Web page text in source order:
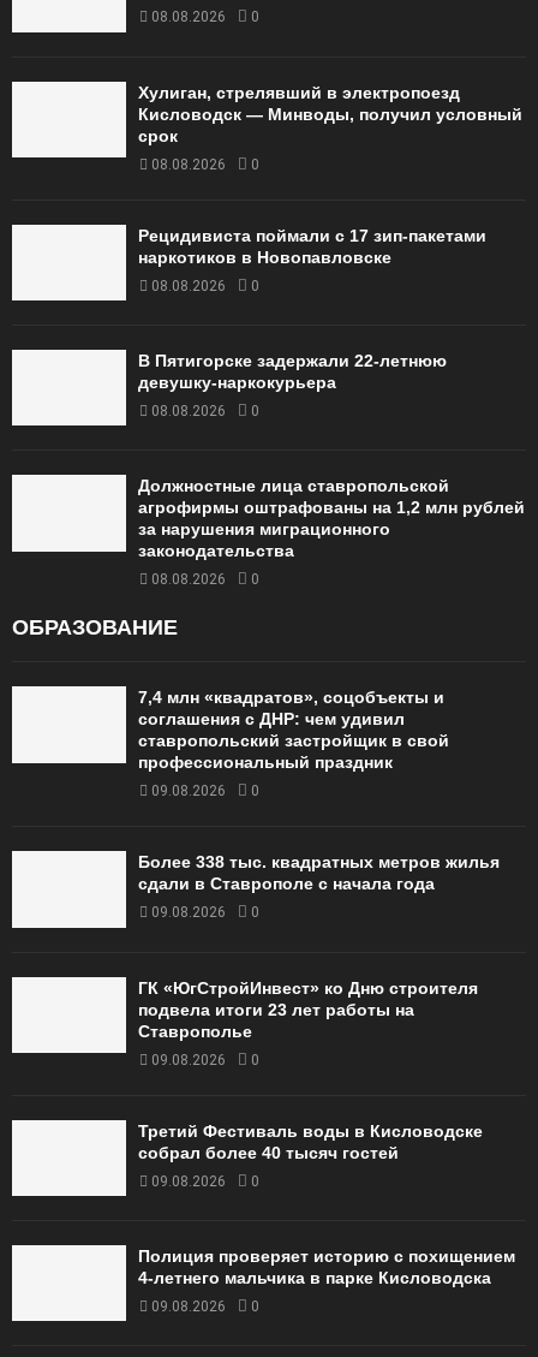
08.08.2026 0
Хулиган, стрелявший в электропоезд
Кисловодск — Минводы, получил условный
срок
08.08.2026 0
Рецидивиста поймали с 17 зип-пакетами
наркотиков в Новопавловске
08.08.2026 0
В Пятигорске задержали 22-летнюю
девушку-наркокурьера
08.08.2026 0
Должностные лица ставропольской
агрофирмы оштрафованы на 1,2 млн рублей
за нарушения миграционного
законодательства
08.08.2026 0
ОБРАЗОВАНИЕ
7,4 млн «квадратов», соцобъекты и
соглашения с ДНР: чем удивил
ставропольский застройщик в свой
профессиональный праздник
09.08.2026 0
Более 338 тыс. квадратных метров жилья
сдали в Ставрополе с начала года
09.08.2026 0
ГК «ЮгСтройИнвест» ко Дню строителя
подвела итоги 23 лет работы на
Ставрополье
09.08.2026 0
Третий Фестиваль воды в Кисловодске
собрал более 40 тысяч гостей
09.08.2026 0
Полиция проверяет историю с похищением
4-летнего мальчика в парке Кисловодска
09.08.2026 0